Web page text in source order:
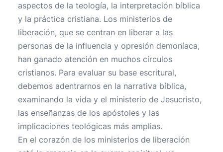
aspectos de la teología, la interpretación bíblica
y la práctica cristiana. Los ministerios de
liberación, que se centran en liberar a las
personas de la influencia y opresión demoníaca,
han ganado atención en muchos círculos
cristianos. Para evaluar su base escritural,
debemos adentrarnos en la narrativa bíblica,
examinando la vida y el ministerio de Jesucristo,
las enseñanzas de los apóstoles y las
implicaciones teológicas más amplias.
En el corazón de los ministerios de liberación